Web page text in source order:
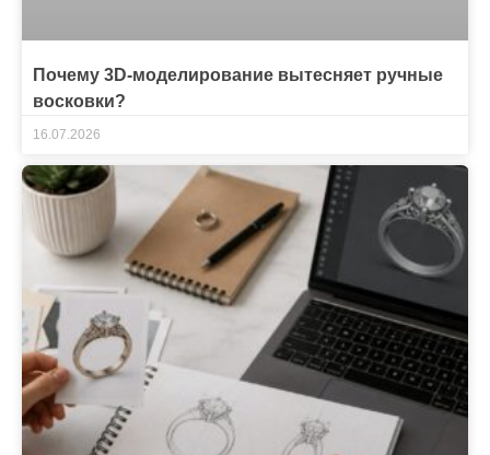
Почему 3D-моделирование вытесняет ручные
восковки?
16.07.2026